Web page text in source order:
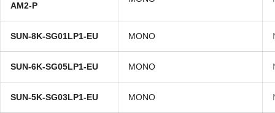
AM2-P
SUN-8K-SG01LP1-EU MONO
SUN-6K-SG05LP1-EU MONO
SUN-5K-SG03LP1-EU MONO